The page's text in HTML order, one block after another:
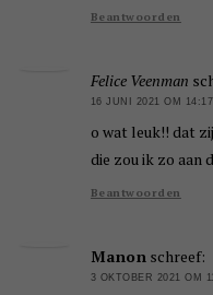
Beantwoorden
Felice Veenman
16 JUNI 2021 OM 14:17
o wat leuk!! dat
die zou ik zo aan
Beantwoorden
Manon schreef:
3 OKTOBER 2021 OM